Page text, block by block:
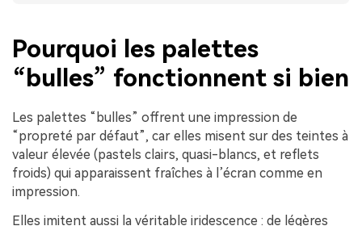
Pourquoi les palettes
“bulles” fonctionnent si bien
Les palettes “bulles” offrent une impression de
“propreté par défaut”, car elles misent sur des teintes à
valeur élevée (pastels clairs, quasi-blancs, et reflets
froids) qui apparaissent fraîches à l’écran comme en
impression.
Elles imitent aussi la véritable iridescence : de légères